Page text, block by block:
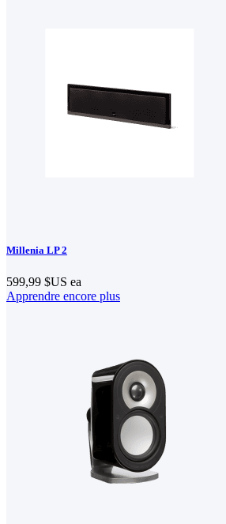
Millenia LP 2
599,99 $US ea
Apprendre encore plus